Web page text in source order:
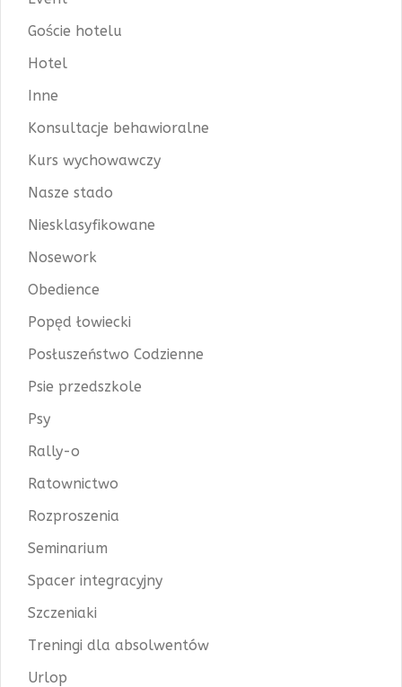
Goście hotelu
Hotel
Inne
Konsultacje behawioralne
Kurs wychowawczy
Nasze stado
Niesklasyfikowane
Nosework
Obedience
Popęd łowiecki
Posłuszeństwo Codzienne
Psie przedszkole
Psy
Rally-o
Ratownictwo
Rozproszenia
Seminarium
Spacer integracyjny
Szczeniaki
Treningi dla absolwentów
Urlop